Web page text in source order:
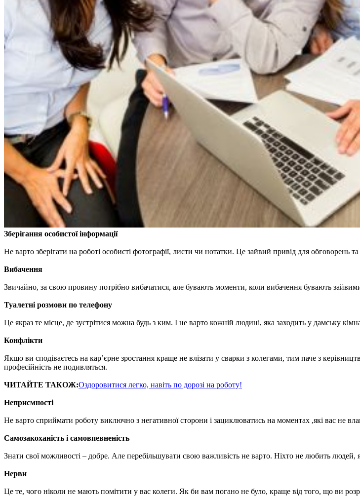
Зберігання особистої інформації
Не варто зберігати на роботі особисті фотографії, листи чи нотатки. Це зайвий привід для обговорень
Вибачення
Звичайно, за свою провину потрібно вибачатися, але бувають моменти, коли вибачення бувають
Туалетні розмови по телефону
Це якраз те місце, де зустрітися можна будь з ким. І не варто кожній людині, яка заходить у дамську
Конфлікти
Якщо ви сподіваєтесь на кар’єрне зростання краще не влізати у сварки з колегами, тим паче з
професійність не подивляться.
ЧИТАЙТЕ ТАКОЖ:Оздоровитися легко, навіть по дорозі на роботу!
Неприємності
Не варто сприймати роботу виключно з негативної сторони і зациклюватись на моментах ,які вас не
Самозакоханість і самовпевненість
Знати свої можливості – добре. Але перебільшувати свою важливість не варто. Ніхто не любить людей,
Нерви
Це те, чого ніколи не мають помітити у вас колеги. Як би вам погано не було, краще від того, що ви